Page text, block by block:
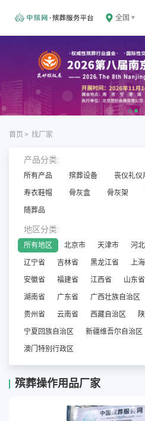
全国
首页 > 找厂家
产品分类:
所有产品 殡葬设备 丧仪礼仪
寿衣鞋帽 骨灰盒 骨灰架
随葬品
地区分类:
所有地区 北京市 天津市 河
辽宁省 吉林省 黑龙江省 上
安徽省 福建省 江西省 山东省
湖南省 广东省 广西壮族自治区
贵州省 云南省 西藏自治区
宁夏回族自治区 新疆维吾尔自治区
澳门特别行政区
殡葬操作用品厂家